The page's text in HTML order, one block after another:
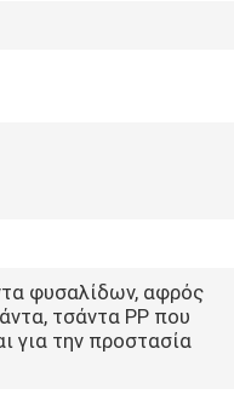
φυσαλίδων, αφρός
τσάντα PP που
για την προστασία